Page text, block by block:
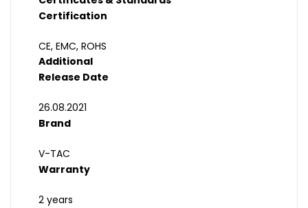
Certification
CE, EMC, ROHS
Additional
Release Date
26.08.2021
Brand
V-TAC
Warranty
2 years